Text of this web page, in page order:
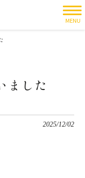
MENU
ました
2025/12/02